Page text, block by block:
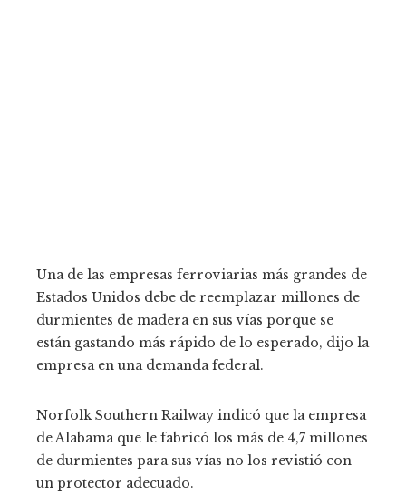
Una de las empresas ferroviarias más grandes de
Estados Unidos debe de reemplazar millones de
durmientes de madera en sus vías porque se
están gastando más rápido de lo esperado, dijo la
empresa en una demanda federal.
Norfolk Southern Railway indicó que la empresa
de Alabama que le fabricó los más de 4,7 millones
de durmientes para sus vías no los revistió con
un protector adecuado.